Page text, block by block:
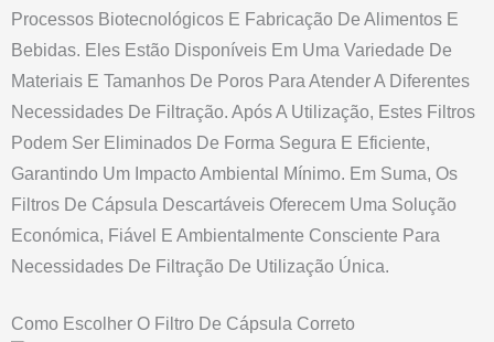
Processos Biotecnológicos E Fabricação De Alimentos E
Bebidas. Eles Estão Disponíveis Em Uma Variedade De
Materiais E Tamanhos De Poros Para Atender A Diferentes
Necessidades De Filtração. Após A Utilização, Estes Filtros
Podem Ser Eliminados De Forma Segura E Eficiente,
Garantindo Um Impacto Ambiental Mínimo. Em Suma, Os
Filtros De Cápsula Descartáveis Oferecem Uma Solução
Económica, Fiável E Ambientalmente Consciente Para
Necessidades De Filtração De Utilização Única.
Como Escolher O Filtro De Cápsula Correto